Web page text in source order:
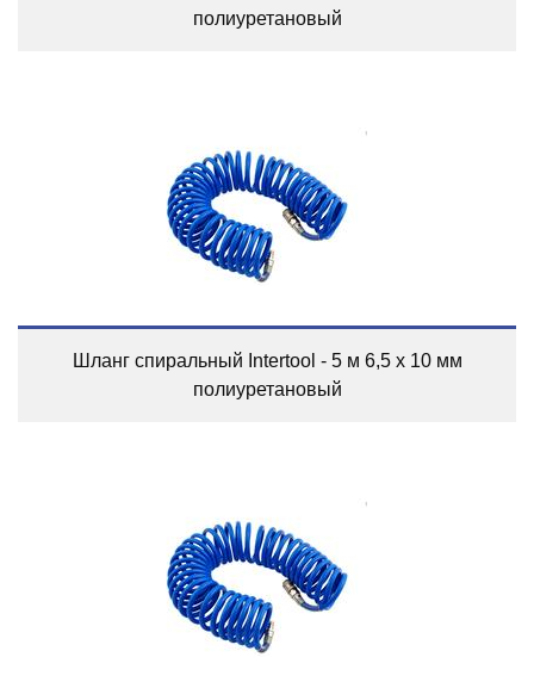
полиуретановый
Шланг спиральный Intertool - 5 м 6,5 х 10 мм
полиуретановый